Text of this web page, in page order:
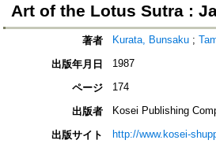
Art of the Lotus Sutra :
著者 Kurata, Bunsaku ;
出版年月日 1987
ページ 174
出版者 Kosei Publishing
出版サイト http://www.kosei-